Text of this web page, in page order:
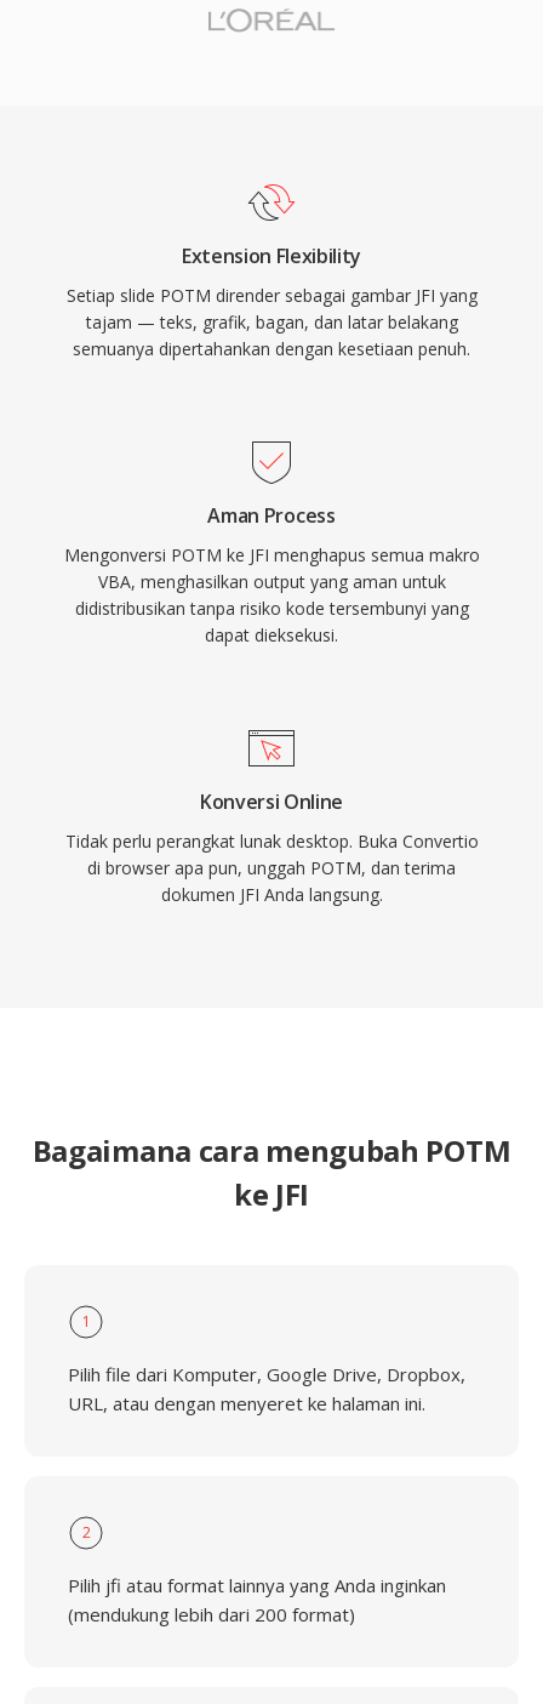
Extension Flexibility
Setiap slide POTM dirender sebagai gambar JFI yang
tajam — teks, grafik, bagan, dan latar belakang
semuanya dipertahankan dengan kesetiaan penuh.
Aman Process
Mengonversi POTM ke JFI menghapus semua makro
VBA, menghasilkan output yang aman untuk
didistribusikan tanpa risiko kode tersembunyi yang
dapat dieksekusi.
Konversi Online
Tidak perlu perangkat lunak desktop. Buka Convertio
di browser apa pun, unggah POTM, dan terima
dokumen JFI Anda langsung.
Bagaimana cara mengubah POTM
ke JFI
1
Pilih file dari Komputer, Google Drive, Dropbox,
URL, atau dengan menyeret ke halaman ini.
2
Pilih jfi atau format lainnya yang Anda inginkan
(mendukung lebih dari 200 format)